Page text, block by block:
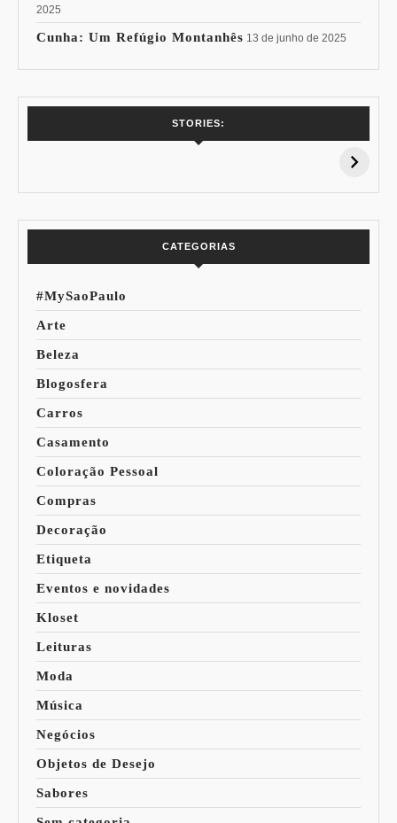
2025
Cunha: Um Refúgio Montanhês 13 de junho de 2025
STORIES:
15% de
Pessoal: Os
CATEGORIAS
#MySaoPaulo
Arte
Beleza
Blogosfera
Carros
Casamento
Coloração Pessoal
Compras
Decoração
Etiqueta
Eventos e novidades
Kloset
Leituras
Moda
Música
Negócios
Objetos de Desejo
Sabores